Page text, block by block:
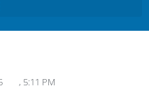
, 5:11 PM